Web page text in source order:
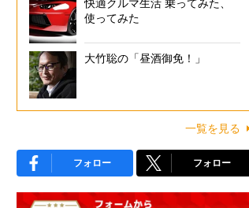
快適クルマ生活 乗ってみた、
使ってみた
大竹聡の「昼酒御免！」
一覧を見る
フォロー フォロー